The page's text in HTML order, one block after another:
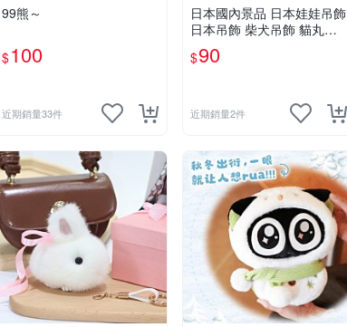
99熊～
$100
近期銷量33件
日本國內景品 日本娃娃吊飾
日本吊飾 柴犬吊飾 貓丸吊
飾 庫洛米吊飾 大耳狗吊飾
布丁狗吊飾 帕恰狗吊飾 天
$90
近期銷量2件